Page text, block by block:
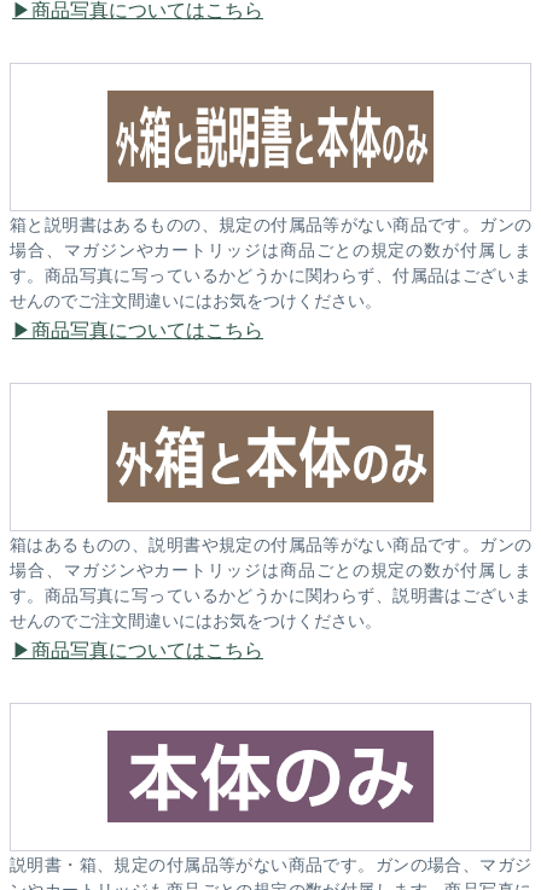
商品写真についてはこちら
箱と説明書はあるものの、規定の付属品等がない商品です。ガンの
場合、マガジンやカートリッジは商品ごとの規定の数が付属しま
す。商品写真に写っているかどうかに関わらず、付属品はございま
せんのでご注文間違いにはお気をつけください。
商品写真についてはこちら
箱はあるものの、説明書や規定の付属品等がない商品です。ガンの
場合、マガジンやカートリッジは商品ごとの規定の数が付属しま
す。商品写真に写っているかどうかに関わらず、説明書はございま
せんのでご注文間違いにはお気をつけください。
商品写真についてはこちら
説明書・箱、規定の付属品等がない商品です。ガンの場合、マガジ